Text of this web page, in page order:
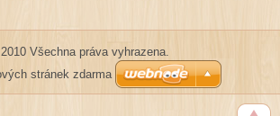
Všechna práva vyhrazena.
stránek zdarma